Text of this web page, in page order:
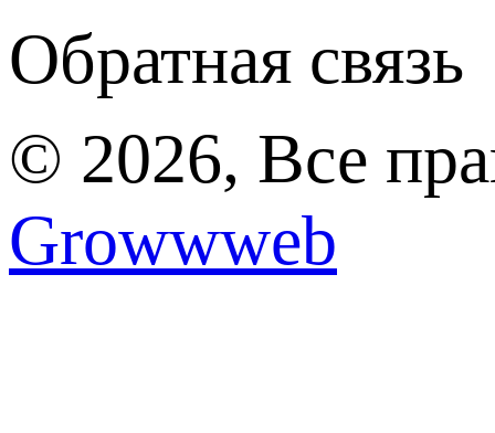
Обратная связь
© 2026, Все
Growwweb